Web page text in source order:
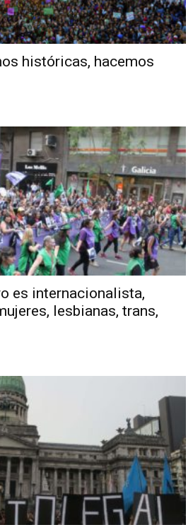
históricas, hacemos
es internacionalista,
lesbianas, trans,